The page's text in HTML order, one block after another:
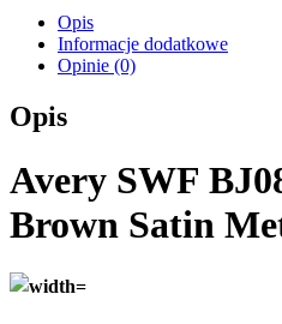
Opis
Informacje dodatkowe
Opinie (0)
Opis
Avery SWF
Brown Satin